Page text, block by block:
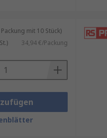
mit 10 Stück)
34,94 €/Packung